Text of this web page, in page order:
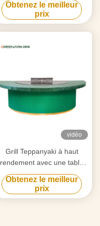
qualité alimentaire et un
chauffage intelligent
Obtenez le meilleur
prix
vidéo
Grill Teppanyaki à haut
rendement avec une table
de 20 mm en acier allié de
qualité alimentaire et un
chauffage intelligent
Obtenez le meilleur
prix